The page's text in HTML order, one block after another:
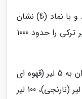
و با نماد (₺) نشان
داده می گردد. در حال حاضر شما هر لیر ترکی را حدود 1000
از جمله اسکناس های رایج ترکیه می توان به 5 لیر (قهوه ای
و بنفش)، 10 لیر (قرمز)، 20 لیر (سبز)، 50 لیر (نارنجی)، 100 لیر